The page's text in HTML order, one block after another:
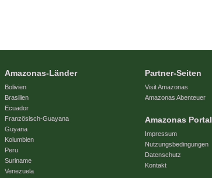
Amazonas-Länder
Bolivien
Brasilien
Ecuador
Französisch-Guayana
Guyana
Kolumbien
Peru
Suriname
Venezuela
Partner-Seiten
Visit Amazonas
Amazonas Abenteuer
Amazonas Portal
Impressum
Nutzungsbedingungen
Datenschutz
Kontakt